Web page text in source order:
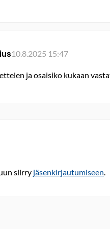
10.8.2025 15:47
ja osaisiko kukaan
siirry jäsenkirjautumiseen.